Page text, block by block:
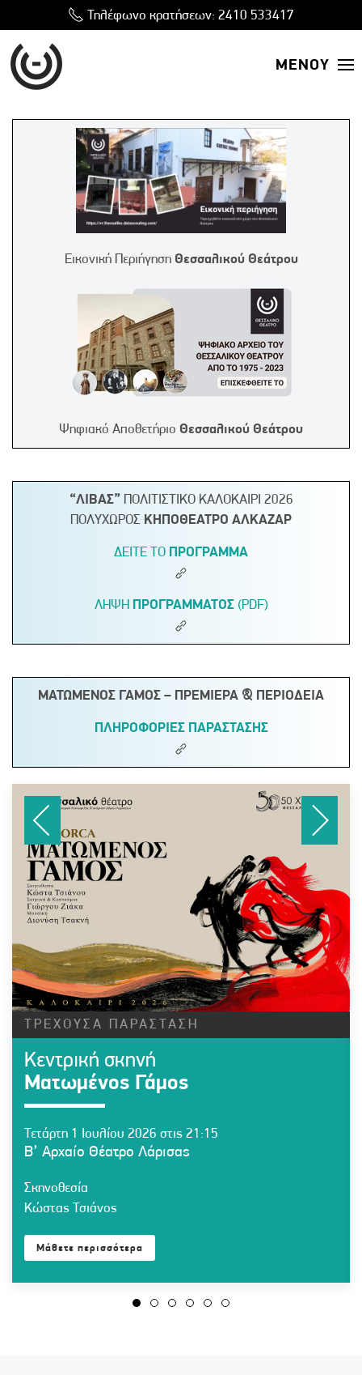
Τηλέφωνο κρατήσεων: 2410 533417
ΜΕΝΟΥ
Εικονική Περιήγηση Θεσσαλικού Θεάτρου
Ψηφιακό Αποθετήριο Θεσσαλικού Θεάτρου
“ΛΙΒΑΣ” ΠΟΛΙΤΙΣΤΙΚΟ ΚΑΛΟΚΑΙΡΙ 2026
ΠΟΛΥΧΩΡΟΣ ΚΗΠΟΘΕΑΤΡΟ ΑΛΚΑΖΑΡ
ΔΕΙΤΕ ΤΟ ΠΡΟΓΡΑΜΜΑ
ΛΗΨΗ ΠΡΟΓΡΑΜΜΑΤΟΣ(PDF)
ΜΑΤΩΜΕΝΟΣ ΓΑΜΟΣ – ΠΡΕΜΙΕΡΑ & ΠΕΡΙΟΔΕΙΑ
ΠΛΗΡΟΦΟΡΙΕΣ ΠΑΡΑΣΤΑΣΗΣ
ΤΡΕΧΟΥΣΑ ΠΑΡΑΣΤΑΣΗ
Κεντρική σκηνή
Ματωμένος Γάμος
Τετάρτη 1 Ιουλίου 2026 στις 21:15
Β’ Αρχαίο Θέατρο Λάρισας
Σκηνοθεσία
Κώστας Τσιάνος
Μάθετε περισσότερα